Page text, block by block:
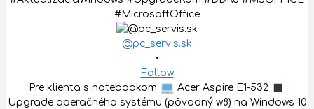
@pc_servis.sk
•
Follow
Pre klienta s notebookom
Acer Aspire E1-532
Upgrade operačného systému (pôvodný w8) na Windows 10